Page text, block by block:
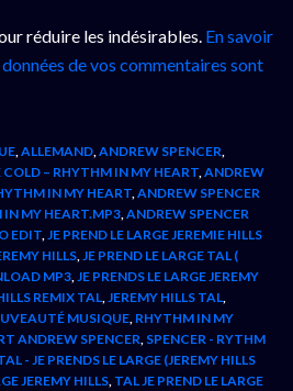
réduire les indésirables. En savoir
de vos commentaires sont
ALLEMAND ANDREW SPENCER
– RHYTHM IN MY HEART ANDREW
IN MY HEART ANDREW SPENCER
MY HEART.MP3 ANDREW SPENCER
EDIT JE PREND LE LARGE JEREMIE HILLS
HILLS JE PREND LE LARGE TAL (
MP3 JE PRENDS LE LARGE JEREMY
REMIX TAL JEREMY HILLS TAL
MUSIQUE RHYTHM IN MY
ANDREW SPENCER SPENCER - RYTHM
- JE PRENDS LE LARGE (JEREMY HILLS
JEREMY HILLS TAL JE PREND LE LARGE